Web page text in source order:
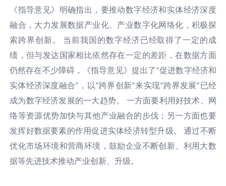
《指导意见》明确指出，要推动数字经济和实体经济深度
融合，大力发展数据产业化、产业数字化网络化，积极探
索跨界创新。
当前我国的数字经济已经取得了一定的成
绩，但与发达国家相比依然存在一定的差距，在数据方面
仍然存在不少障碍，《指导意见》提出了“促进数字经济和
实体经济深度融合” ，以“跨界创新”来实现“跨界发展”已经
成为数字经济发展的一大趋势。 一方面要利用好技术、网
络等资源优势加快与其他产业融合的步伐；另一方面也要
发挥好数据要素的作用促进实体经济转型升级。 通过不断
优化市场环境和营商环境，鼓励企业不断创新、利用大数
据等先进技术推动产业创新、升级。